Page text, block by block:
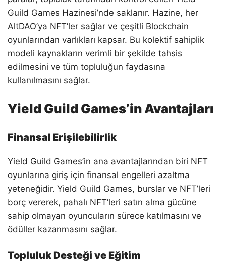
Guild Games Hazinesi’nde saklanır. Hazine, her
AltDAO’ya NFT’ler sağlar ve çeşitli Blockchain
oyunlarından varlıkları kapsar. Bu kolektif sahiplik
modeli kaynakların verimli bir şekilde tahsis
edilmesini ve tüm topluluğun faydasına
kullanılmasını sağlar.
Yield Guild Games’in Avantajları
Finansal Erişilebilirlik
Yield Guild Games’in ana avantajlarından biri NFT
oyunlarına giriş için finansal engelleri azaltma
yeteneğidir. Yield Guild Games, burslar ve NFT’leri
borç vererek, pahalı NFT’leri satın alma gücüne
sahip olmayan oyuncuların sürece katılmasını ve
ödüller kazanmasını sağlar.
Topluluk Desteği ve Eğitim